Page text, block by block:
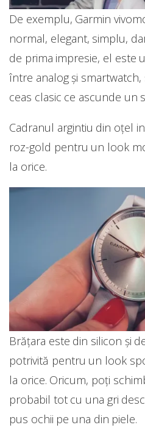
De exemplu, Garmin
normal, elegant, simplu,
de prima impresie, el este
între analog și
ceas clasic ce ascunde un
Cadranul argintiu din oțel
roz-gold pentru un look
la orice.
Brățara este din silicon și
potrivită pentru un look
la orice. Oricum, poți
probabil tot cu una gri
pus ochii pe una din piele.